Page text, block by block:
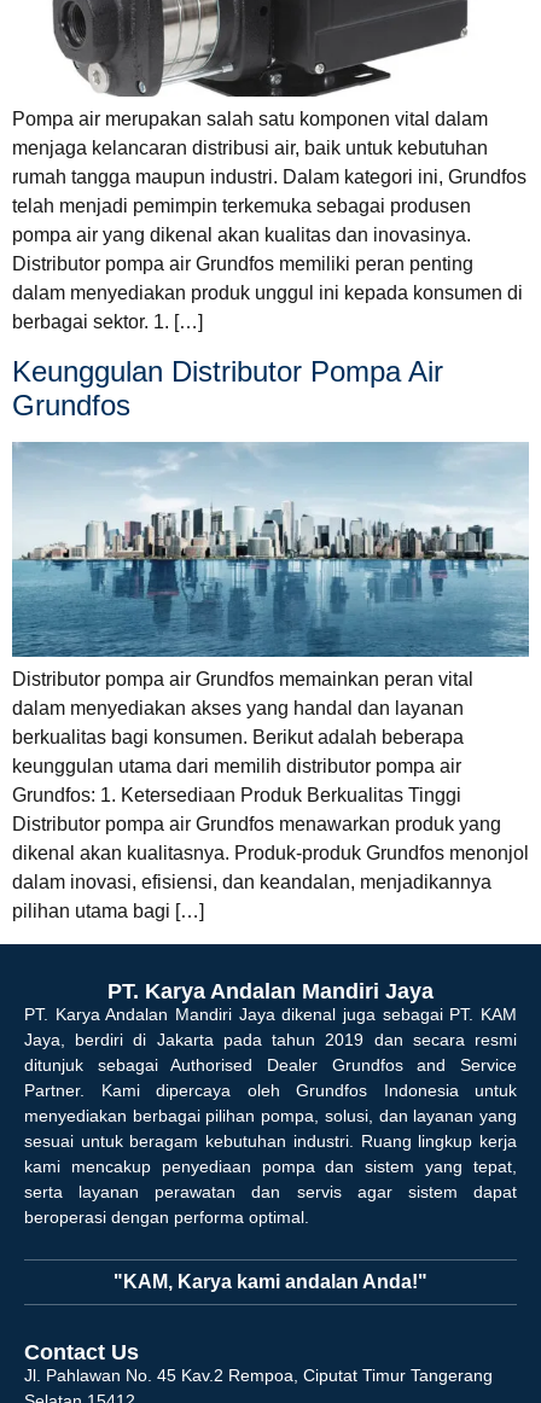
Pompa air merupakan salah satu komponen vital dalam
menjaga kelancaran distribusi air, baik untuk kebutuhan
rumah tangga maupun industri. Dalam kategori ini, Grundfos
telah menjadi pemimpin terkemuka sebagai produsen
pompa air yang dikenal akan kualitas dan inovasinya.
Distributor pompa air Grundfos memiliki peran penting
dalam menyediakan produk unggul ini kepada konsumen di
berbagai sektor. 1. […]
Keunggulan Distributor Pompa Air
Grundfos
Distributor pompa air Grundfos memainkan peran vital
dalam menyediakan akses yang handal dan layanan
berkualitas bagi konsumen. Berikut adalah beberapa
keunggulan utama dari memilih distributor pompa air
Grundfos: 1. Ketersediaan Produk Berkualitas Tinggi
Distributor pompa air Grundfos menawarkan produk yang
dikenal akan kualitasnya. Produk-produk Grundfos menonjol
dalam inovasi, efisiensi, dan keandalan, menjadikannya
pilihan utama bagi […]
PT. Karya Andalan Mandiri Jaya
PT. Karya Andalan Mandiri Jaya dikenal juga sebagai PT. KAM
Jaya, berdiri di Jakarta pada tahun 2019 dan secara resmi
ditunjuk sebagai Authorised Dealer Grundfos and Service
Partner. Kami dipercaya oleh Grundfos Indonesia untuk
menyediakan berbagai pilihan pompa, solusi, dan layanan yang
sesuai untuk beragam kebutuhan industri. Ruang lingkup kerja
kami mencakup penyediaan pompa dan sistem yang tepat,
serta layanan perawatan dan servis agar sistem dapat
beroperasi dengan performa optimal.
"KAM, Karya kami andalan Anda!"
Contact Us
Jl. Pahlawan No. 45 Kav.2 Rempoa, Ciputat Timur Tangerang